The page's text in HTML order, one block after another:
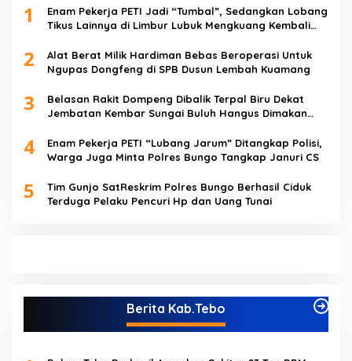
1
Enam Pekerja PETI Jadi “Tumbal”, Sedangkan Lobang
Tikus Lainnya di Limbur Lubuk Mengkuang Kembali
2
Alat Berat Milik Hardiman Bebas Beroperasi Untuk
Ngupas Dongfeng di SPB Dusun Lembah Kuamang
3
Belasan Rakit Dompeng Dibalik Terpal Biru Dekat
Jembatan Kembar Sungai Buluh Hangus Dimakan
4
Enam Pekerja PETI “Lubang Jarum” Ditangkap Polisi,
Warga Juga Minta Polres Bungo Tangkap Januri CS
5
Tim Gunjo SatReskrim Polres Bungo Berhasil Ciduk
Terduga Pelaku Pencuri Hp dan Uang Tunai
Berita Kab.Tebo